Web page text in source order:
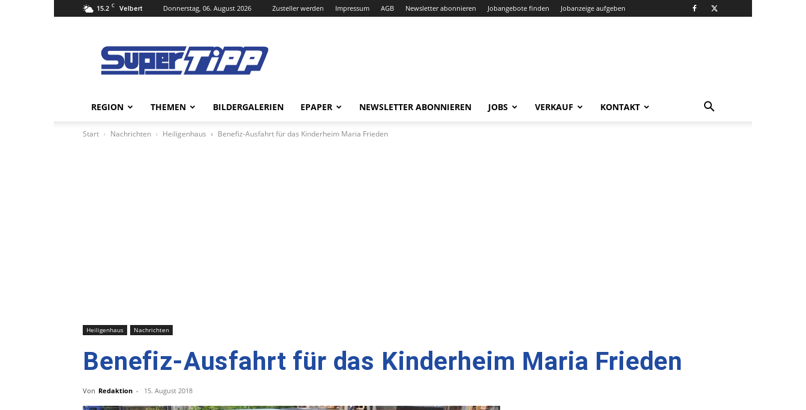
15.2 C Velbert Donnerstag, 06. August 2026 Zusteller werden Impressum AGB Newsletter abonnieren Jobangebote finden Jobanzeige aufgeben
Tipp
Online
REGION THEMEN BILDERGALERIEN EPAPER NEWSLETTER ABONNIEREN JOBS VERKAUF KONTAKT
Start Nachrichten Heiligenhaus Benefiz-Ausfahrt für das Kinderheim Maria Frieden
Heiligenhaus Nachrichten
Benefiz-Ausfahrt für das Kinderheim Maria Frieden
Von Redaktion - 15. August 2018